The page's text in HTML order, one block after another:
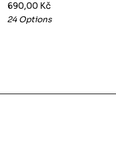
690,00 Kč
24 Options